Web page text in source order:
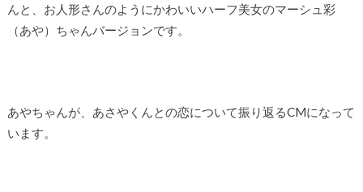
んと、お人形さんのようにかわいいハーフ美女のマーシュ彩
（あや）ちゃんバージョンです。
あやちゃんが、あさやくんとの恋について振り返るCMになって
います。